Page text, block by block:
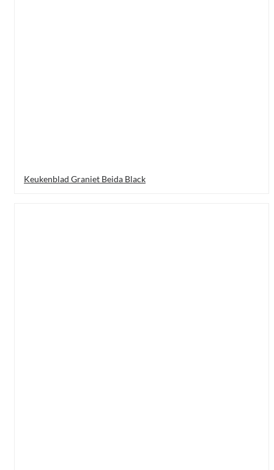
Keukenblad Graniet Beida Black